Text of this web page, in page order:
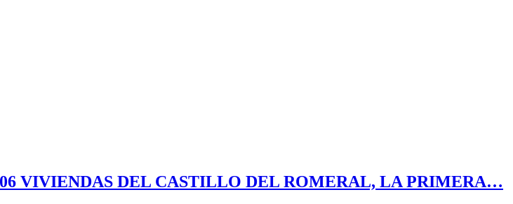
VIVIENDAS DEL CASTILLO DEL ROMERAL, LA PRIMERA…